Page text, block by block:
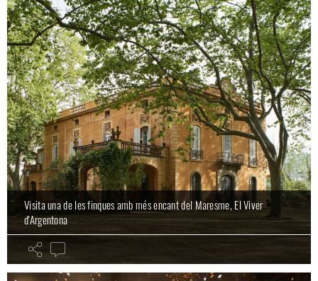
Visita una de les finques amb més encant del Maresme, El Viver
d'Argentona